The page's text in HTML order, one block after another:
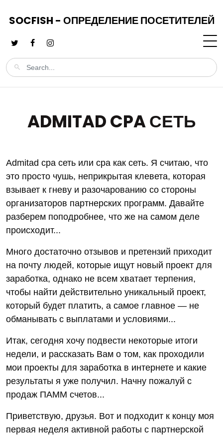
SOCFISH - ОПРЕДЕЛЕНИЕ ПОСЕТИТЕЛЕЙ
ADMITAD CPA СЕТЬ
Admitad cpa сеть или cpa как сеть. Я считаю, что
это просто чушь, неприкрытая клевета, которая
взывает к гневу и разочарованию со стороны
организаторов партнерских программ. Давайте
разберем поподробнее, что же на самом деле
происходит...
Много достаточно отзывов и претензий приходит
на почту людей, которые ищут новый проект для
заработка, однако не всем хватает терпения,
чтобы найти действительно уникальный проект,
который будет платить, а самое главное — не
обманывать с выплатами и условиями...
Итак, сегодня хочу подвести некоторые итоги
недели, и рассказать Вам о том, как проходили
мои проекты для заработка в интернете и какие
результаты я уже получил. Начну пожалуй с
продаж ПАММ счетов...
Приветствую, друзья. Вот и подходит к концу моя
первая неделя активной работы с партнерской